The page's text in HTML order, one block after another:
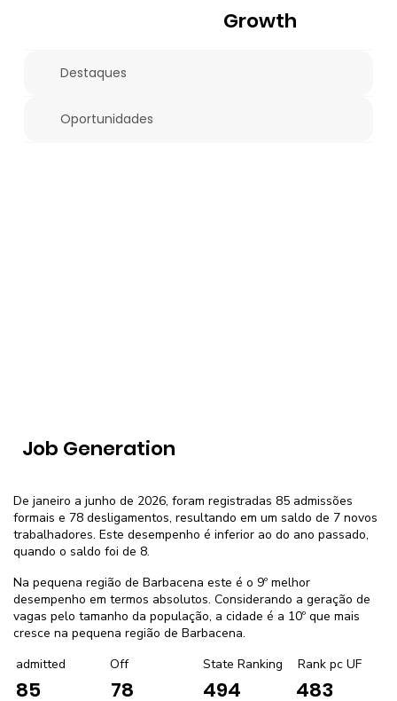
Growth
Destaques
Oportunidades
Job Generation
De janeiro a junho de 2026, foram registradas 85 admissões
formais e 78 desligamentos, resultando em um saldo de 7 novos
trabalhadores. Este desempenho é inferior ao do ano passado,
quando o saldo foi de 8.
Na pequena região de Barbacena este é o 9º melhor
desempenho em termos absolutos. Considerando a geração de
vagas pelo tamanho da população, a cidade é a 10º que mais
cresce na pequena região de Barbacena.
admitted
85
Off
78
State Ranking
494
Rank pc UF
483